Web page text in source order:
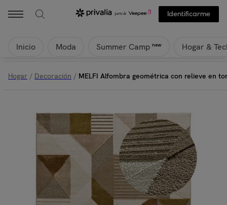
Identificarme
Inicio Moda Summer Camp new Hogar &
Hogar / Decoración / MELFI Alfombra geométrica con relieve en